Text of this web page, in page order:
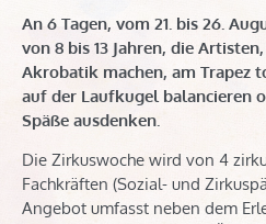
An 6 Tagen, vom 21. bis 26.
von 8 bis 13 Jahren, die
Akrobatik machen, am Trapez
auf der Laufkugel balancieren
Späße ausdenken.
Die Zirkuswoche wird von 4
Fachkräften (Sozial- und
Angebot umfasst neben dem